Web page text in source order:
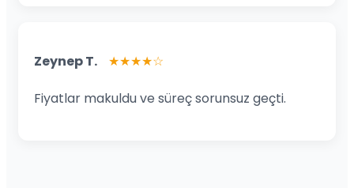
Zeynep T. ★★★★☆
Fiyatlar makuldu ve süreç sorunsuz geçti.